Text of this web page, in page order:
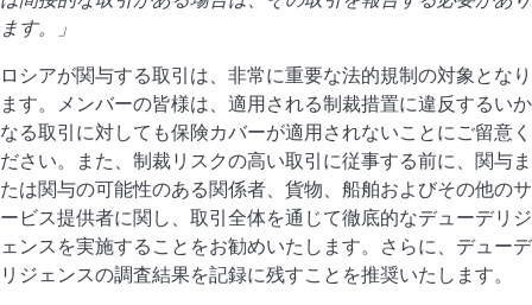
ます。
」
ロシアが関与する取引は、非常に重要な法的規制の対象となり
ます。メンバーの皆様は、適用される制裁措置に違反するいか
なる取引に対しても保険カバーが適用されないことにご留意く
ださい。また、制裁リスクの高い取引に従事する前に、関与ま
たは関与の可能性のある関係者、貨物、船舶およびその他のサ
ービス提供者に関し、取引全体を通じて徹底的なデューデリジ
ェンスを実施することをお勧めいたします。さらに、デューデ
リジェンスの調査結果を記録に残すことを推奨いたします。